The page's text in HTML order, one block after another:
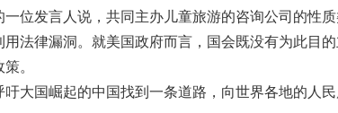
位发言人说，共同主办儿童旅游的咨询公司的性
法律漏洞。就美国政府而言，国会既没有为此目
。
大国崛起的中国找到一条道路，向世界各地的人